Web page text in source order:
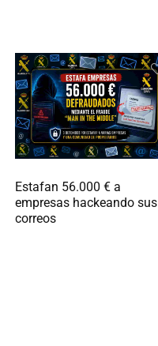
Estafan 56.000 € a
empresas hackeando sus
correos